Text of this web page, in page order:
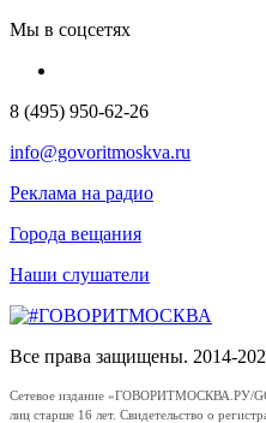
Мы в соцсетях
8 (495) 950-62-26
info@govoritmoskva.ru
Реклама на радио
Города вещания
Наши слушатели
Все права защищены. 2014-
Сетевое издание «ГОВОРИТМОСКВА.РУ/
лиц старше 16 лет. Свидетельство о